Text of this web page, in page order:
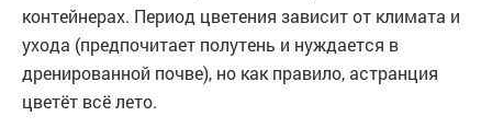
контейнерах. Период цветения зависит от климата и
ухода (предпочитает полутень и нуждается в
дренированной почве), но как правило, астранция
цветёт всё лето.